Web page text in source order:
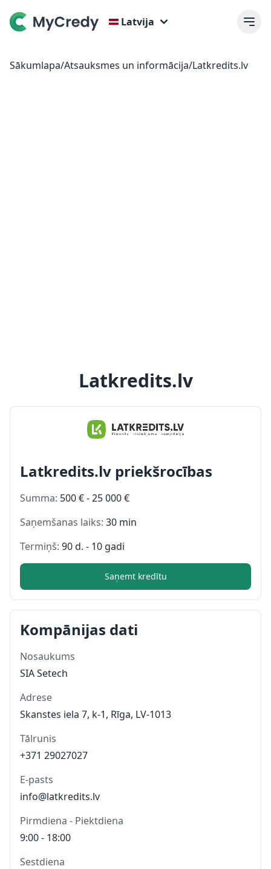
Latvija
Sākumlapa/Atsauksmes un informācija/Latkredits.lv
Latkredits.lv
Latkredits.lv priekšrocības
Summa: 500 € - 25 000 €
Saņemšanas laiks: 30 min
Termiņš: 90 d. - 10 gadi
Saņemt kredītu
Kompānijas dati
Nosaukums
SIA Setech
Adrese
Skanstes iela 7, k-1, Rīga, LV-1013
Tālrunis
+371 29027027
E-pasts
info@latkredits.lv
Pirmdiena - Piektdiena
9:00 - 18:00
Sestdiena